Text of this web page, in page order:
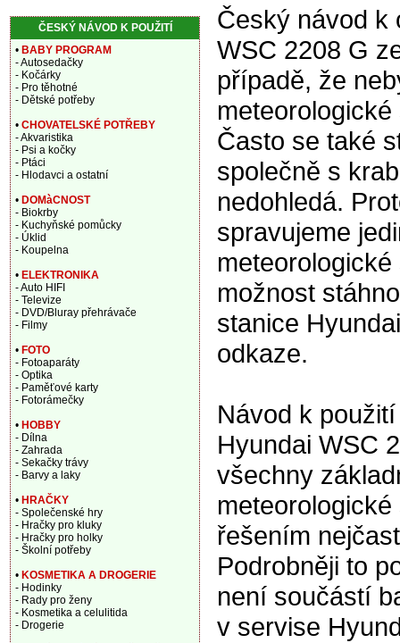
Český návod k
WSC 2208 G
případě, že
Často se také
společně s
nedohledá.
spravujeme
možnost
stanice
odkaze.
Návod k
Hyundai WSC
všechny
řešením
Podrobněji to
není součástí
v servise
ČESKÝ NÁVOD K POUŽITÍ
• BABY PROGRAM
- Autosedačky
- Kočárky
- Pro těhotné
- Dětské potřeby
• CHOVATELSKÉ POTŘEBY
- Akvaristika
- Psi a kočky
- Ptáci
- Hlodavci a ostatní
• DOMàCNOST
- Biokrby
- Kuchyňské pomůcky
- Úklid
- Koupelna
• ELEKTRONIKA
- Auto HIFI
- Televize
- DVD/Bluray přehrávače
- Filmy
• FOTO
- Fotoaparáty
- Optika
- Paměťové karty
- Fotorámečky
• HOBBY
- Dílna
- Zahrada
- Sekačky trávy
- Barvy a laky
• HRAČKY
- Společenské hry
- Hračky pro kluky
- Hračky pro holky
- Školní potřeby
• KOSMETIKA A DROGERIE
- Hodinky
- Rady pro ženy
- Kosmetika a celulitida
- Drogerie